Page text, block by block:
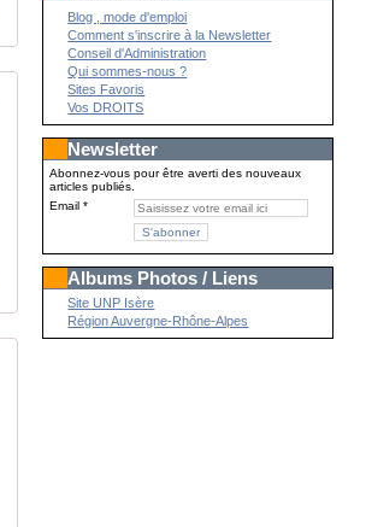
Blog , mode d'emploi
Comment s'inscrire à la Newsletter
Conseil d'Administration
Qui sommes-nous ?
Sites Favoris
Vos DROITS
Newsletter
Abonnez-vous pour être averti des nouveaux
articles publiés.
Email
Albums Photos / Liens
Site UNP Isère
Région Auvergne-Rhône-Alpes